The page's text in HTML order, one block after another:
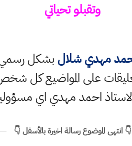
وتقبلو تحياتي
مهدي شلال بشكل رسمي
على المواضيع كل
احمد مهدي اي
👇 انتهى الموضوع رسالة اخيرة بالأسفل 👇